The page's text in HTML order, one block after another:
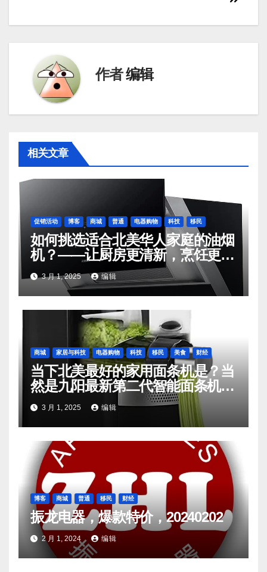
作者编辑
相关文章
促销活动 博客 商城 普通 电器购物 科技 移民
如何挑选适合北美华人家庭的油烟
机？——让厨房更清新，烹饪更轻
松3 月 1, 2025 编辑
商城 家居与科技 电器购物 科技 移民 美食 财经
当下北美最好的家用面条机是？当
然是九阳最新第二代智能面条机
L203 月 1, 2025 编辑
博客 商城 普通 移民 财经
振龙电器，爆款特价，20240202
2 月 1, 2024 编辑